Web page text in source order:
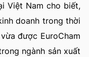
Việt Nam cho biết,
doanh trong thời
được EuroCham
ngành sản xuất